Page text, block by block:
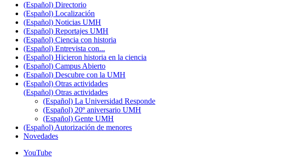
(Español) Directorio
(Español) Localización
(Español) Noticias UMH
(Español) Reportajes UMH
(Español) Ciencia con historia
(Español) Entrevista con...
(Español) Hicieron historia en la ciencia
(Español) Campus Abierto
(Español) Descubre con la UMH
(Español) Otras actividades
(Español) Otras actividades
(Español) La Universidad Responde
(Español) 20º aniversario UMH
(Español) Gente UMH
(Español) Autorización de menores
Novedades
YouTube